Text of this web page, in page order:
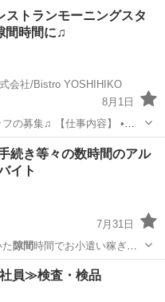
レストラン バイキング
ストランモーニングスタ
間時間に♫
会社/Bistro YOSHIHIKO
8月1日
事内容】 •料
単なお仕事です(^^) ※初
プライベートの時間も確保
フ
続き等々の数時間のアル
イト
7月31日
隙間 時間でお小遣い稼ぎ感
洗車
員≫検査・検品